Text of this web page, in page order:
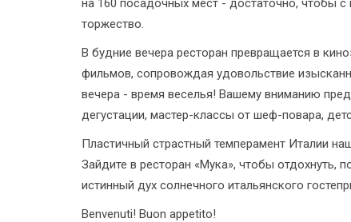
торжество.
В будние вечера ресторан превращается в
фильмов, сопровождая удовольствие
вечера - время веселья! Вашему вниманию
дегустации, мастер-классы от шеф-повара,
Пластичный страстный темперамент Италии
Зайдите в ресторан «Мука», чтобы отдохнуть,
истинный дух солнечного итальянского
Benvenuti! Buon appetito!